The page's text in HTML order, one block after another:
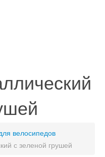
велосипедов
с зеленой грушей